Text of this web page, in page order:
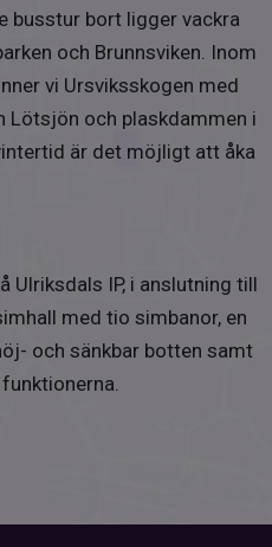
busstur bort ligger vackra
och Brunnsviken. Inom
vi Ursviksskogen med
Lötsjön och plaskdammen i
är det möjligt att åka
Ulriksdals IP, i anslutning till
med tio simbanor, en
och sänkbar botten samt